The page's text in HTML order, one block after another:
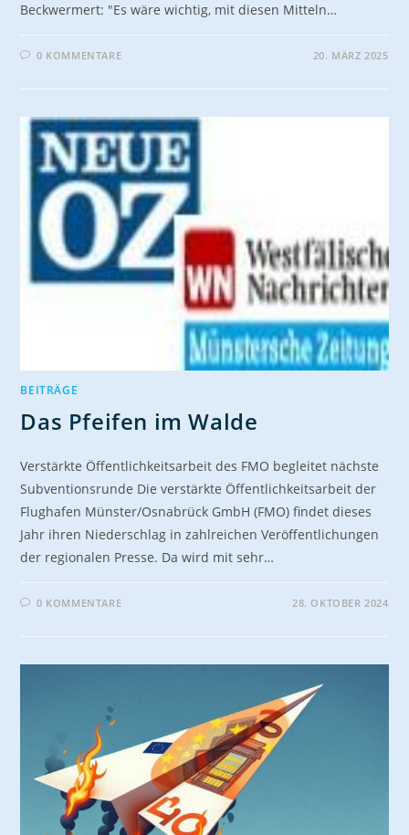
Beckwermert: "Es wäre wichtig, mit diesen Mitteln…
0 KOMMENTARE 20. MÄRZ 2025
BEITRÄGE
Das Pfeifen im Walde
Verstärkte Öffentlichkeitsarbeit des FMO begleitet nächste
Subventionsrunde Die verstärkte Öffentlichkeitsarbeit der
Flughafen Münster/Osnabrück GmbH (FMO) findet dieses
Jahr ihren Niederschlag in zahlreichen Veröffentlichungen
der regionalen Presse. Da wird mit sehr…
0 KOMMENTARE 28. OKTOBER 2024